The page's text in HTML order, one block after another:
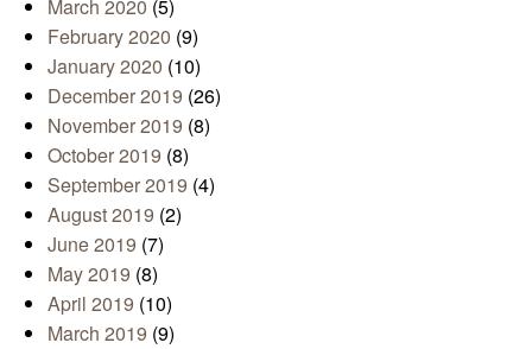
March 2020 (5)
February 2020 (9)
January 2020 (10)
December 2019 (26)
November 2019 (8)
October 2019 (8)
September 2019 (4)
August 2019 (2)
June 2019 (7)
May 2019 (8)
April 2019 (10)
March 2019 (9)